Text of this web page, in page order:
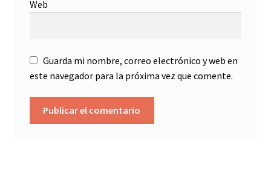
Web
Guarda mi nombre, correo electrónico y web en
este navegador para la próxima vez que comente.